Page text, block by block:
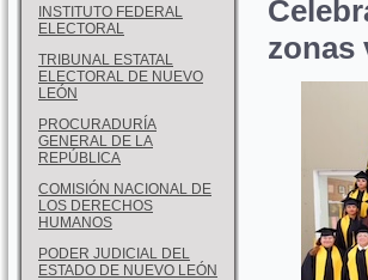
INSTITUTO FEDERAL
ELECTORAL
TRIBUNAL ESTATAL
ELECTORAL DE NUEVO
LEÓN
PROCURADURÍA
GENERAL DE LA
REPÚBLICA
COMISIÓN NACIONAL DE
LOS DERECHOS
HUMANOS
PODER JUDICIAL DEL
ESTADO DE NUEVO LEÓN
zonas